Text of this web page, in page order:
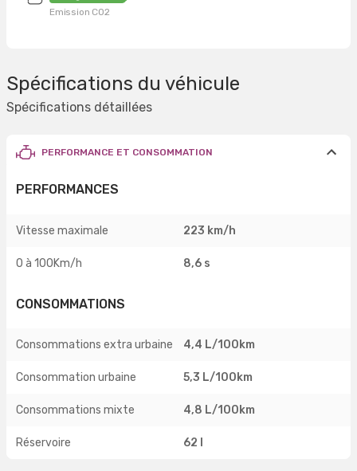
Emission CO2
Spécifications du véhicule
Spécifications détaillées
PERFORMANCE ET CONSOMMATION
PERFORMANCES
Vitesse maximale 223 km/h
0 à 100Km/h 8,6 s
CONSOMMATIONS
Consommations extra urbaine 4,4 L/100km
Consommation urbaine 5,3 L/100km
Consommations mixte 4,8 L/100km
Réservoire 62 l